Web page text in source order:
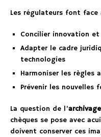
Les régulateurs font face
Concilier innovation
Adapter le cadre
technologies
Harmoniser les règles
Prévenir les nouvelles
La question de l’
chèques se pose avec
doivent conserver ces